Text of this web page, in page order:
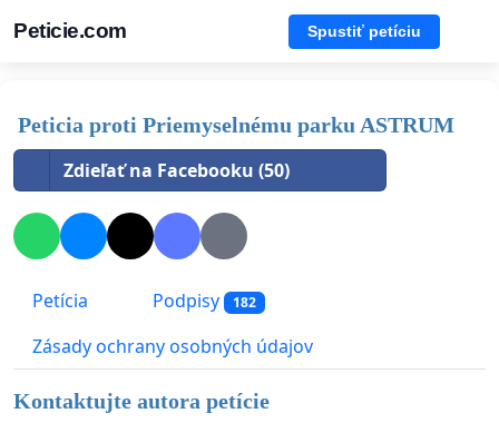
Peticie.com Spustiť petíciu
Peticia proti Priemyselnému parku ASTRUM
Zdieľať na Facebooku (50)
Petícia Podpisy 182
Zásady ochrany osobných údajov
Kontaktujte autora petície